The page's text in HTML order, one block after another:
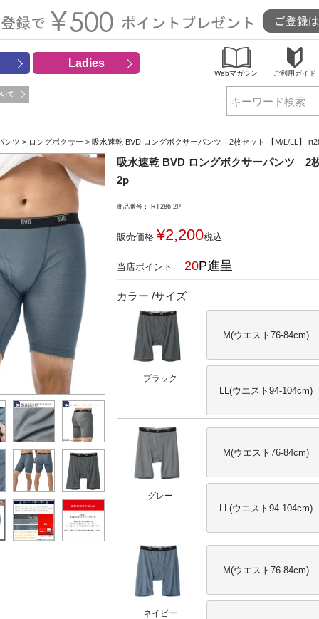
Ladies
Webマガジン ご利用ガイド
て
ンツ ロングボクサー 吸水速乾 BVD ロングボクサーパンツ 2枚セット 【M/L/LL】
吸水速乾 BVD ロングボクサーパンツ 2
2p
商品番号 RT286-2P
販売価格 ¥2,200税込
20
カラー サイズ
ブラック
M(ウエスト76-84cm)
LL(ウエスト94-104cm)
グレー
M(ウエスト76-84cm)
LL(ウエスト94-104cm)
ネイビー
M(ウエスト76-84cm)